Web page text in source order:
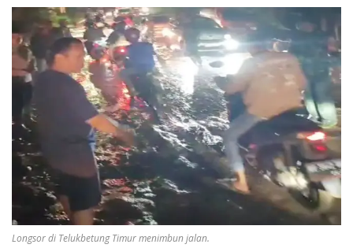
Longsor di Telukbetung Timur menimbun jalan.